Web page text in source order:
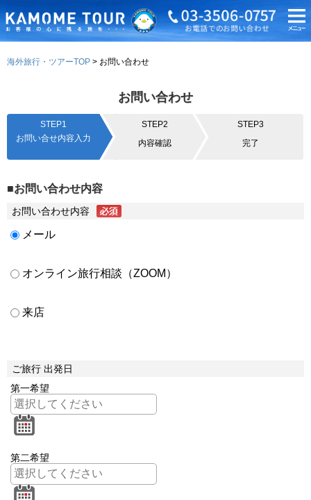
海外旅行・ツアーTOP お問い合わせ
お問い合わせ
STEP1
お問い合せ内容入力
STEP2
内容確認
STEP3
完了
■お問い合わせ内容
お問い合わせ内容
メール
オンライン旅行相談（ZOOM）
来店
ご旅行 出発日
第一希望
第二希望